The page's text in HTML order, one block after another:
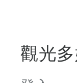
觀光